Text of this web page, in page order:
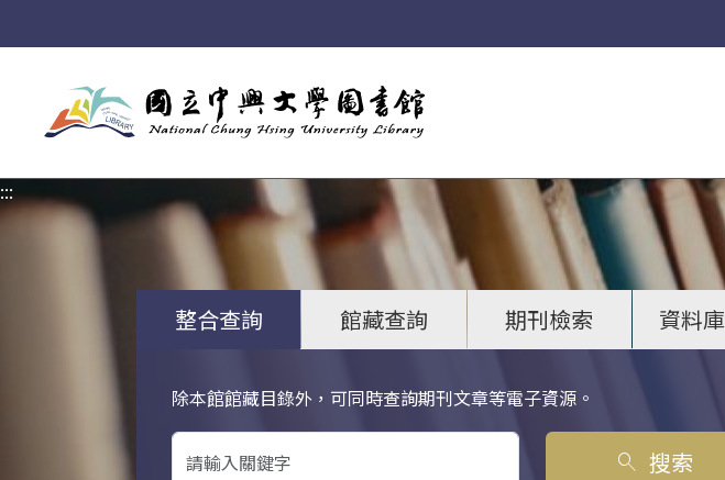
:::
整合查詢 館藏查詢 期刊檢索 資料
除本館館藏目錄外，可同時查詢期刊文章等電子資源。
關鍵字搜尋
search 搜索